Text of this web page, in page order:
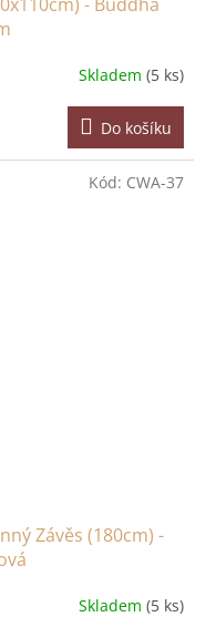
- Buddha
Skladem (5 ks)
Do košíku
Závěs (180cm) -
Skladem (5 ks)
Kód: CWA-37